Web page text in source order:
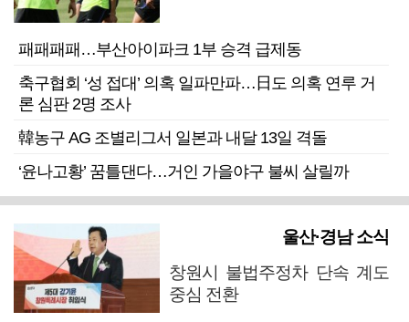
패패패패…부산아이파크 1부 승격 급제동
축구협회 ‘성 접대’ 의혹 일파만파…日도 의혹 연루 거
론 심판 2명 조사
韓농구 AG 조별리그서 일본과 내달 13일 격돌
‘윤나고황’ 꿈틀댄다…거인 가을야구 불씨 살릴까
울산·경남 소식
창원시 불법주정차 단속 계도
중심 전환